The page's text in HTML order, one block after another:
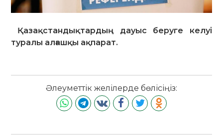
Қазақстандықтардың дауыс беруге келуі
туралы алғашқы ақпарат.
Әлеуметтік желілерде бөлісіңіз: